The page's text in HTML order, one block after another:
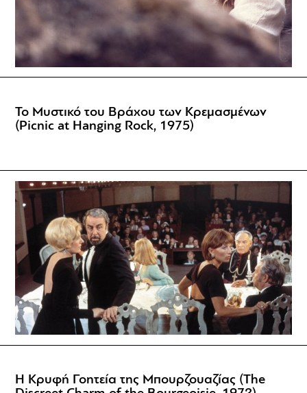
Το Μυστικό του Βράχου των Κρεμασμένων
(Picnic at Hanging Rock, 1975)
Η Κρυφή Γοητεία της Μπουρζουαζίας (The